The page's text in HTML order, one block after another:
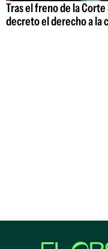
Tras el freno de la
decreto el derecho a la